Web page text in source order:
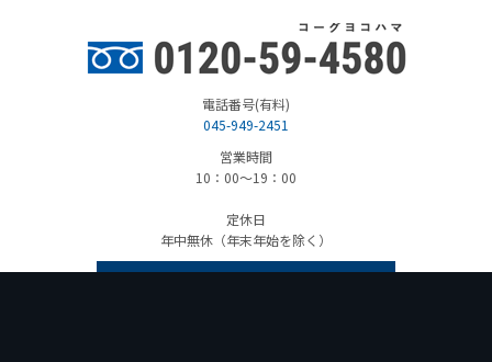
電話番号(有料)
045-949-2451
営業時間
10：00～19：00
定休日
年中無休（年末年始を除く）